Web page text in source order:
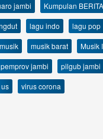
jambi
Kumpulan
lagu indo lagu pop
musik musik barat Musik
pemprov jambi pilgub jambi
us virus corona